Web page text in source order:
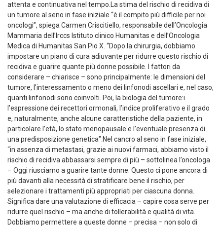
attenta e continuativa nel tempo.La stima del rischio di recidiva di
un tumore al seno in fase iniziale “è il compito più difficile per noi
oncologi”, spiega Carmen Criscitiello, responsabile dell’Oncologia
Mammaria dell’Irccs Istituto clinico Humanitas e dell’Oncologia
Medica di Humanitas San Pio X. “Dopo la chirurgia, dobbiamo
impostare un piano di cura adiuvante per ridurre questo rischio di
recidiva e guarire quante più donne possibile. I fattori da
considerare – chiarisce – sono principalmente: le dimensioni del
tumore, l’interessamento o meno dei linfonodi ascellari e, nel caso,
quanti linfonodi sono coinvolti. Poi, la biologia del tumore:i
l’espressione dei recettori ormonali, l’indice proliferativo e il grado
e, naturalmente, anche alcune caratteristiche della paziente, in
particolare l’età, lo stato menopausale e l’eventuale presenza di
una predisposizione genetica”.Nel cancro al seno in fase iniziale,
“in assenza di metastasi, grazie ai nuovi farmaci, abbiamo visto il
rischio di recidiva abbassarsi sempre di più – sottolinea l’oncologa
– Oggi riusciamo a guarire tante donne. Questo ci pone ancora di
più davanti alla necessità di stratificare bene il rischio, per
selezionare i trattamenti più appropriati per ciascuna donna.
Significa dare una valutazione di efficacia – capire cosa serve per
ridurre quel rischio – ma anche di tollerabilità e qualità di vita.
Dobbiamo permettere a queste donne – precisa – non solo di